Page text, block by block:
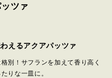
ツァ
えるアクアパッツァ
別！サフランを加えて香り高く
りな一皿に。